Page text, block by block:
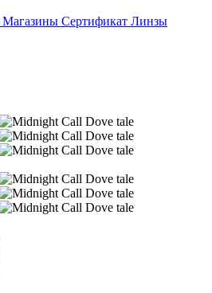
Магазины Сертификат Линзы